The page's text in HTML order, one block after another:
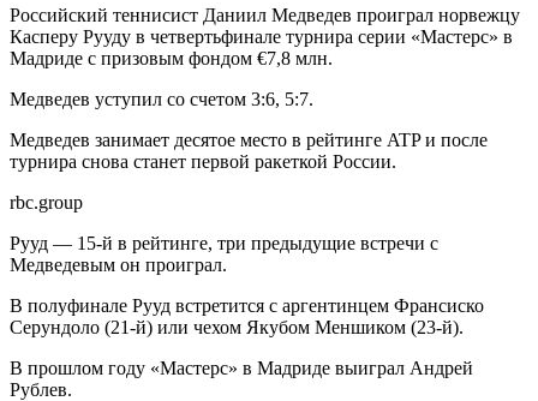
Российский теннисист Даниил Медведев проиграл норвежцу
Касперу Рууду в четвертьфинале турнира серии «Мастерс» в
Мадриде с призовым фондом €7,8 млн.
Медведев уступил со счетом 3:6, 5:7.
Медведев занимает десятое место в рейтинге ATP и после
турнира снова станет первой ракеткой России.
rbc.group
Рууд — 15-й в рейтинге, три предыдущие встречи с
Медведевым он проиграл.
В полуфинале Рууд встретится с аргентинцем Франсиско
Серундоло (21-й) или чехом Якубом Меншиком (23-й).
В прошлом году «Мастерс» в Мадриде выиграл Андрей
Рублев.